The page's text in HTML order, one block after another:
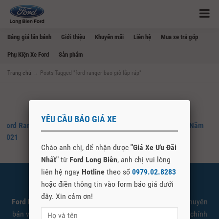
Bảng giá lăn bánh Giới thiệu Khuyến mãi Liên hệ Mua xe trả góp
Phụ Kiện Xe Ford Sản phẩm
Trang chủ → Posts Tagged "ford ranger bao giờ lắp ráp"
Ford Ranger Sẽ Được Lắp Ráp Trong Nước Và Bán Ra Giữa Năm
2021
SHOWROOM FORD LONG BIÊN
Ford Long Biênlà đại lý cấp 1 ủy quyền Ford Việt Nam chuyên
bán và giới thiệu các sản phẩm xe Ford được nhập khẩu chính
YÊU CẦU BÁO GIÁ XE
Chào anh chị, để nhận được "Giá Xe Ưu Đãi
Nhất" từ Ford Long Biên, anh chị vui lòng
liên hệ ngay Hotline theo số 0979.02.8283
hoặc điền thông tin vào form báo giá dưới
đây. Xin cảm ơn!